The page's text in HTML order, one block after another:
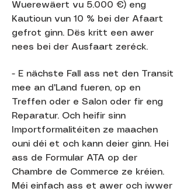
Wuerewäert vu 5.000 €) eng
Kautioun vun 10 % bei der Afaart
gefrot ginn. Dës kritt een awer
nees bei der Ausfaart zeréck.
- E nächste Fall ass net den Transit
mee an d'Land fueren, op en
Treffen oder e Salon oder fir eng
Reparatur. Och heifir sinn
Importformalitéiten ze maachen
ouni déi et och kann deier ginn. Hei
ass de Formular ATA op der
Chambre de Commerce ze kréien.
Méi einfach ass et awer och iwwer